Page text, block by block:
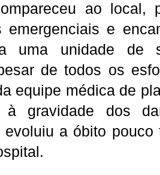
ao local,
emergenciais e
uma unidade de
de todos os
equipe médica de
à gravidade dos
evoluiu a óbito